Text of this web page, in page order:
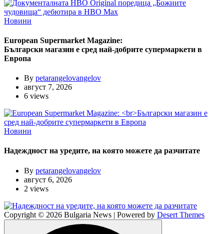
Новини
European Supermarket Magazine:
Български магазин е сред най-добрите супермаркети в
Европа
By petarangelovangelov
август 7, 2026
6 views
Новини
Надеждност на уредите, на която можете да разчитате
By petarangelovangelov
август 6, 2026
2 views
Copyright © 2026 Bulgaria News | Powered by Desert Themes